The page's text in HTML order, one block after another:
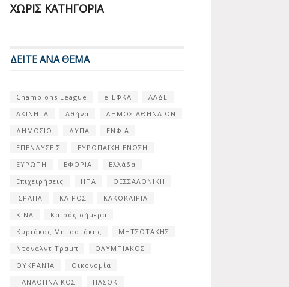
ΧΩΡΊΣ ΚΑΤΗΓΟΡΊΑ
ΔΕΙΤΕ ΑΝΑ ΘΕΜΑ
Champions League e-ΕΦΚΑ
ΑΑΔΕ
ΑΚΙΝΗΤΑ
Αθήνα
ΔΗΜΟΣ ΑΘΗΝΑΙΩΝ
ΔΗΜΟΣΙΟ
ΔΥΠΑ
ΕΝΦΙΑ
ΕΠΕΝΔΥΣΕΙΣ
ΕΥΡΩΠΑΪΚΗ ΕΝΩΣΗ
ΕΥΡΩΠΗ
ΕΦΟΡΙΑ
Ελλάδα
Επιχειρήσεις
ΗΠΑ
ΘΕΣΣΑΛΟΝΙΚΗ
ΙΣΡΑΗΛ
ΚΑΙΡΟΣ
ΚΑΚΟΚΑΙΡΙΑ
ΚΙΝΑ
Καιρός σήμερα
Κυριάκος Μητσοτάκης
ΜΗΤΣΟΤΑΚΗΣ
Ντόναλντ Τραμπ
ΟΛΥΜΠΙΑΚΟΣ
ΟΥΚΡΑΝΊΑ
Οικονομία
ΠΑΝΑΘΗΝΑΙΚΟΣ
ΠΑΣΟΚ